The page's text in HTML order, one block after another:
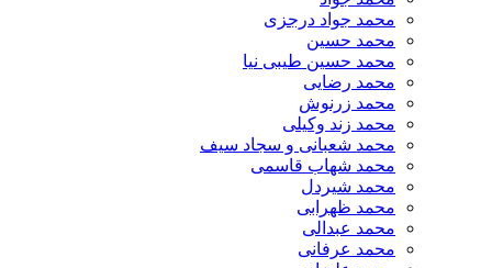
محمد جواد درجزی
محمد حسین
محمد حسین طیبی نیا
محمد رضایی
محمد زرنوش
محمد زند وکیلی
محمد شعبانی و سجاد سیف
محمد شهاب قاسمی
​محمد شیردل
محمد ظهرابی
محمد عبدالی
محمد عرفانی